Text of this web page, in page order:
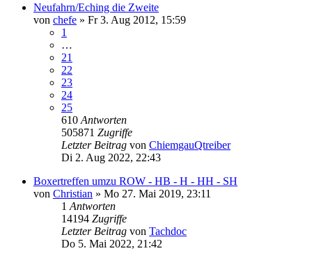
Neufahrn/Eching die Zweite
von chefe » Fr 3. Aug 2012, 15:59
1
…
21
22
23
24
25
610 Antworten
505871 Zugriffe
Letzter Beitrag von ChiemgauQtreiber
Di 2. Aug 2022, 22:43
Boxertreffen umzu ROW - HB - H - HH - SH
von Christian » Mo 27. Mai 2019, 23:11
1 Antworten
14194 Zugriffe
Letzter Beitrag von Tachdoc
Do 5. Mai 2022, 21:42